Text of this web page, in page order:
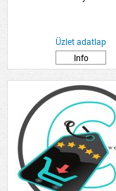
Üzlet adatlap
Info